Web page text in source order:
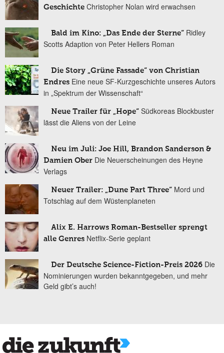
Geschichte Christopher Nolan wird erwachsen
Bald im Kino: „Das Ende der Sterne“ Ridley
Scotts Adaption von Peter Hellers Roman
Die Story „Grüne Fassade“ von Christian
Endres Eine neue SF-Kurzgeschichte unseres Autors
in „Spektrum der Wissenschaft“
Neue Trailer für „Hope“ Südkoreas Blockbuster
lässt die Aliens von der Leine
Neu im Juli: Joe Hill, Brandon Sanderson &
Damien Ober Die Neuerscheinungen des Heyne
Verlags
Neuer Trailer: „Dune Part Three“ Mord und
Totschlag auf dem Wüstenplaneten
Alix E. Harrows Roman-Bestseller sprengt
alle Genres Netflix-Serie geplant
Der Deutsche Science-Fiction-Preis 2026 Die
Nominierungen wurden bekanntgegeben, und mehr
Geld gibt’s auch!